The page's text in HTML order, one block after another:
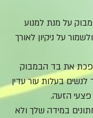
על מנת למנוע
ולשמור על ניקיון לאורך
את בד הבמבוק
לנשים בעלות עור עדין
פצעי הזעה.
במידה שלך ולא